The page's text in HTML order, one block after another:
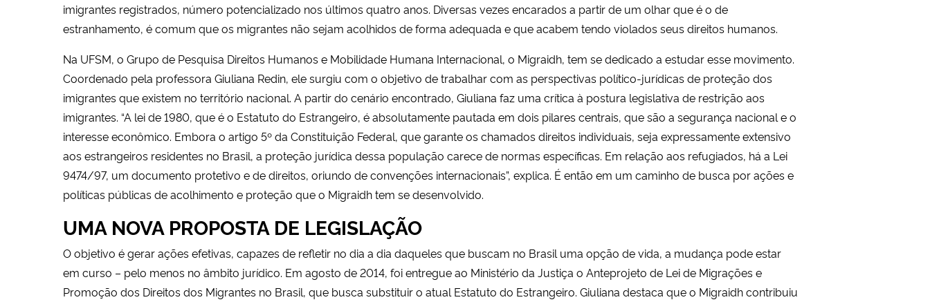
imigrantes registrados, número potencializado nos últimos quatro anos. Diversas vezes encarados a partir de um olhar que é o de
estranhamento, é comum que os migrantes não sejam acolhidos de forma adequada e que acabem tendo violados seus direitos humanos.
Na UFSM, o Grupo de Pesquisa Direitos Humanos e Mobilidade Humana Internacional, o Migraidh, tem se dedicado a estudar esse movimento.
Coordenado pela professora Giuliana Redin, ele surgiu com o objetivo de trabalhar com as perspectivas político-jurídicas de proteção dos
imigrantes que existem no território nacional. A partir do cenário encontrado, Giuliana faz uma crítica à postura legislativa de restrição aos
imigrantes. “A lei de 1980, que é o Estatuto do Estrangeiro, é absolutamente pautada em dois pilares centrais, que são a segurança nacional e o
interesse econômico. Embora o artigo 5º da Constituição Federal, que garante os chamados direitos individuais, seja expressamente extensivo
aos estrangeiros residentes no Brasil, a proteção jurídica dessa população carece de normas específicas. Em relação aos refugiados, há a Lei
9474/97, um documento protetivo e de direitos, oriundo de convenções internacionais”, explica. É então em um caminho de busca por ações e
políticas públicas de acolhimento e proteção que o Migraidh tem se desenvolvido.
UMA NOVA PROPOSTA DE LEGISLAÇÃO
O objetivo é gerar ações efetivas, capazes de refletir no dia a dia daqueles que buscam no Brasil uma opção de vida, a mudança pode estar
em curso – pelo menos no âmbito jurídico. Em agosto de 2014, foi entregue ao Ministério da Justiça o Anteprojeto de Lei de Migrações e
Promoção dos Direitos dos Migrantes no Brasil, que busca substituir o atual Estatuto do Estrangeiro. Giuliana destaca que o Migraidh contribuiu